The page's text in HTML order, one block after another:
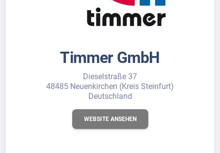
Timmer GmbH
Dieselstraße 37
48485 Neuenkirchen (Kreis Steinfurt)
Deutschland
WEBSITE ANSEHEN